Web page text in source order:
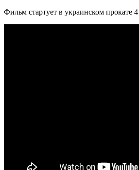
Фильм стартует в украинском прокате